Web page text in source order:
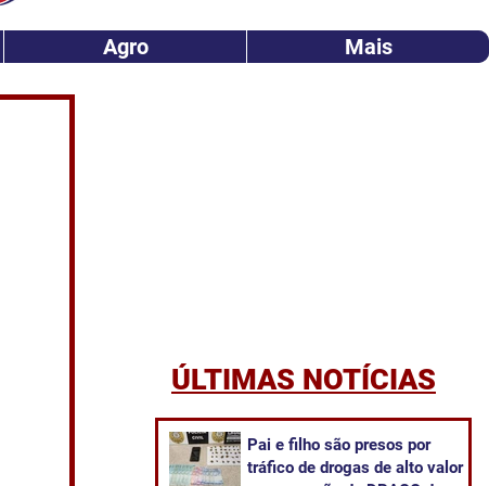
Agro Mais
ÚLTIMAS NOTÍCIAS
Pai e filho são presos por
tráfico de drogas de alto valor